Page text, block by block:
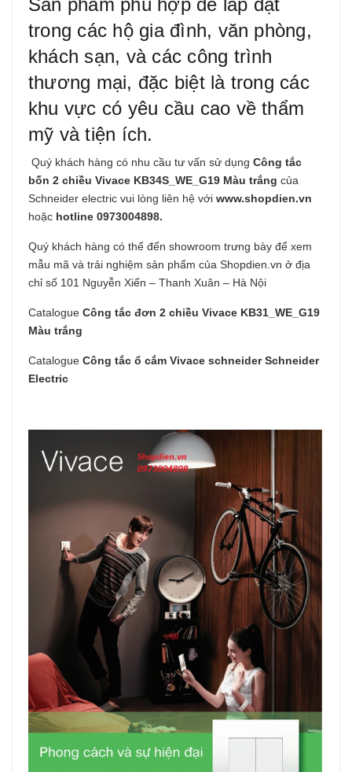
Sản phẩm phù hợp để lắp đặt
trong các hộ gia đình, văn phòng,
khách sạn, và các công trình
thương mại, đặc biệt là trong các
khu vực có yêu cầu cao về thẩm
mỹ và tiện ích.
Quý khách hàng có nhu cầu tư vấn sử dụng Công tắc
bốn 2 chiều Vivace KB34S_WE_G19 Màu trắng của
Schneider electric vui lòng liên hệ với www.shopdien.vn
hoặc hotline 0973004898.
Quý khách hàng có thể đến showroom trưng bày để xem
mẫu mã và trải nghiệm sản phẩm của Shopdien.vn ở địa
chỉ số 101 Nguyễn Xiển – Thanh Xuân – Hà Nội
Catalogue Công tắc đơn 2 chiều Vivace KB31_WE_G19
Màu trắng
Catalogue Công tắc ổ cắm Vivace schneider Schneider
Electric